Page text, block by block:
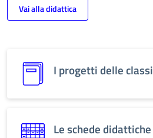
Vai alla didattica
I progetti delle classi
Le schede didattiche